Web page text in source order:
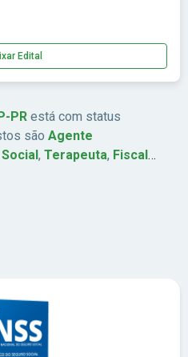
Edital
PR está com status
são Agente
, Terapeuta, Fiscal